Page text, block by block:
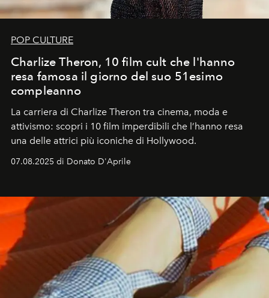
POP CULTURE
Charlize Theron, 10 film cult che l'hanno
resa famosa il giorno del suo 51esimo
compleanno
La carriera di Charlize Theron tra cinema, moda e
attivismo: scopri i 10 film imperdibili che l’hanno resa
una delle attrici più iconiche di Hollywood.
07.08.2025 di Donato D'Aprile